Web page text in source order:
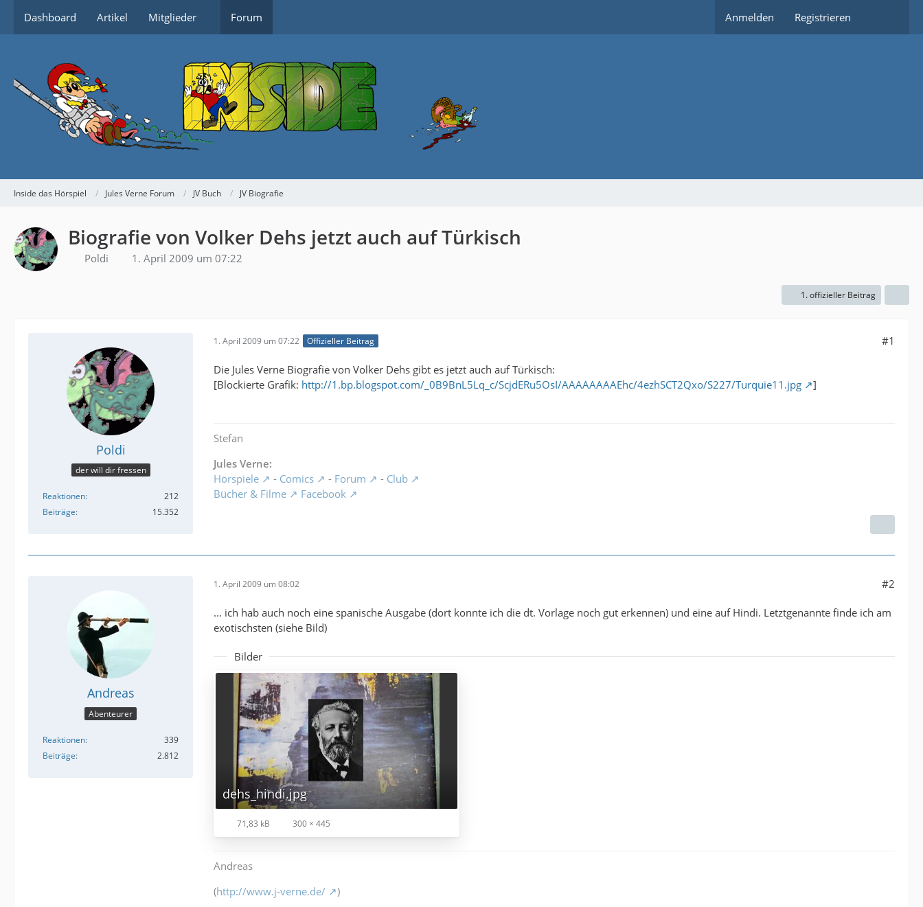
Dashboard Artikel Mitglieder Forum Anmelden Registrieren
Inside das Hörspiel Jules Verne Forum JV Buch JV Biografie
Biografie von Volker Dehs jetzt auch auf Türkisch
Poldi 1. April 2009 um 07:22
1. offizieller Beitrag
Poldi
der will dir fressen
Reaktionen
212
Beiträge
15.352
1. April 2009 um 07:22 Offizieller Beitrag #1
Die Jules Verne Biografie von Volker Dehs gibt es jetzt auch auf Türkisch:
[Blockierte Grafik: http://1.bp.blogspot.com/_0B9BnL5Lq_c/ScjdERu5OsI/AAAAAAAAEhc/4ezhSCT2Qxo/S227/Turquie11.jpg ]
Stefan
Jules Verne:
Hörspiele
- Comics - Forum - Club
Bücher & Filme
Facebook
Andreas
Abenteurer
Reaktionen
339
Beiträge
2.812
1. April 2009 um 08:02 #2
... ich hab auch noch eine spanische Ausgabe (dort konnte ich die dt. Vorlage noch gut erkennen) und eine auf Hindi. Letztgenannte finde ich am
exotischsten (siehe Bild)
Bilder
dehs_hindi.jpg
71,83 kB 300 × 445
Andreas
(http://www.j-verne.de/ )